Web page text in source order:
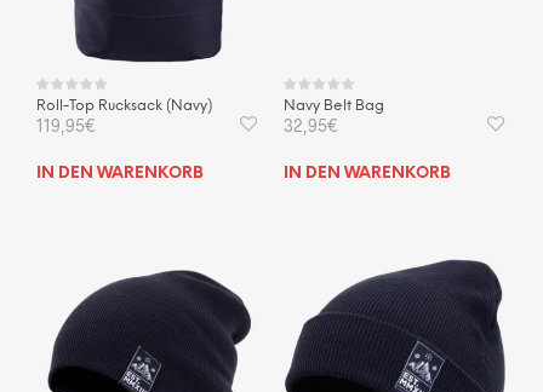
Roll-Top Rucksack (Navy)
119,95€
IN DEN WARENKORB
Navy Belt Bag
32,95€
IN DEN WARENKORB